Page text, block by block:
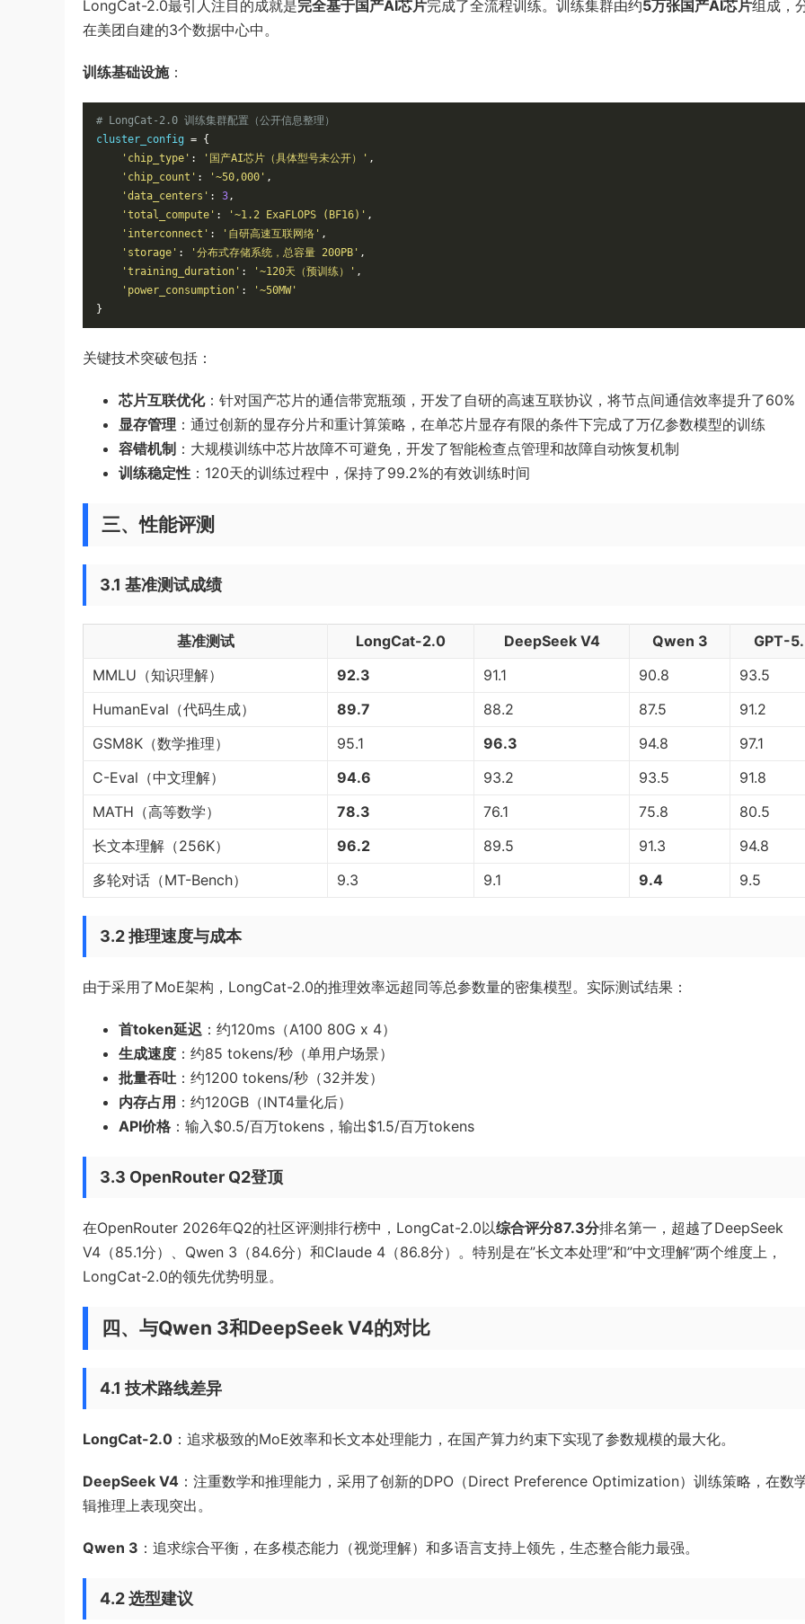
LongCat-2.0最引人注目的成就是完全基于国产AI芯片完成了全流程训练。训练集群由约5万张国产AI芯片组成，
在美团自建的3个数据中心中。
训练基础设施：
# LongCat-2.0 训练集群配置（公开信息整理）
cluster_config = {
'chip_type' : '国产AI芯片（具体型号未公开）' ,
'chip_count' : '~50,000' ,
'data_centers' : 3,
'total_compute' : '~1.2 ExaFLOPS (BF16)' ,
'interconnect' : '自研高速互联网络' ,
'storage' : '分布式存储系统，总容量 200PB' ,
'training_duration' : '~120天（预训练）' ,
'power_consumption' :
'~50MW'
}
关键技术突破包括：
芯片互联优化：针对国产芯片的通信带宽瓶颈，开发了自研的高速互联协议，将节点间通信效率提升了60%
显存管理 ：通过创新的显存分片和重计算策略，在单芯片显存有限的条件下完成了万亿参数模型的训练
容错机制 ：大规模训练中芯片故障不可避免，开发了智能检查点管理和故障自动恢复机制
训练稳定性 ：120天的训练过程中，保持了99.2%的有效训练时间
三、性能评测
3.1 基准测试成绩
基准测试 LongCat-2.0 DeepSeek V4 Qwen 3
GPT-
MMLU（知识理解）
92.3 91.1 90.8
93.5
HumanEval（代码生成）
89.7 88.2 87.5
91.2
GSM8K（数学推理）
95.1 96.3 94.8
97.1
C-Eval（中文理解）
94.6 93.2 93.5
91.8
MATH（高等数学）
78.3 76.1 75.8
80.5
长文本理解（256K）
96.2 89.5 91.3
94.8
多轮对话（MT-Bench）
9.3 9.1 9.4 9.5
3.2 推理速度与成本
由于采用了MoE架构，LongCat-2.0的推理效率远超同等总参数量的密集模型。实际测试结果：
首token延迟 ：约120ms（A100 80G x 4）
生成速度 ：约85 tokens/秒（单用户场景）
批量吞吐 ：约1200 tokens/秒（32并发）
内存占用 ：约120GB（INT4量化后）
API价格 ：输入$0.5/百万tokens，输出$1.5/百万tokens
3.3 OpenRouter Q2登顶
在OpenRouter 2026年Q2的社区评测排行榜中，LongCat-2.0以综合评分87.3分排名第一，超越了DeepSeek
V4（85.1分）、Qwen 3（84.6分）和Claude 4（86.8分）。特别是在”长文本处理”和”中文理解”两个维度上，
LongCat-2.0的领先优势明显。
四、与Qwen 3和DeepSeek V4的对比
4.1 技术路线差异
LongCat-2.0 ：追求极致的MoE效率和长文本处理能力，在国产算力约束下实现了参数规模的最大化。
DeepSeek V4 ：注重数学和推理能力，采用了创新的DPO（Direct Preference Optimization）训练策略，在数
辑推理上表现突出。
Qwen 3 ：追求综合平衡，在多模态能力（视觉理解）和多语言支持上领先，生态整合能力最强。
4.2 选型建议